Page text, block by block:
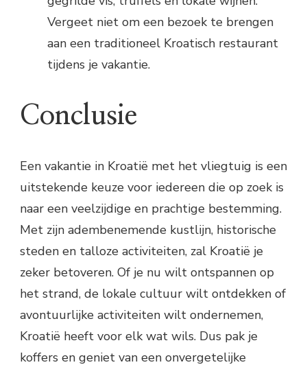
Vergeet niet om een bezoek te brengen
aan een traditioneel Kroatisch restaurant
tijdens je vakantie.
Conclusie
Een vakantie in Kroatië met het vliegtuig is een
uitstekende keuze voor iedereen die op zoek is
naar een veelzijdige en prachtige bestemming.
Met zijn adembenemende kustlijn, historische
steden en talloze activiteiten, zal Kroatië je
zeker betoveren. Of je nu wilt ontspannen op
het strand, de lokale cultuur wilt ontdekken of
avontuurlijke activiteiten wilt ondernemen,
Kroatië heeft voor elk wat wils. Dus pak je
koffers en geniet van een onvergetelijke